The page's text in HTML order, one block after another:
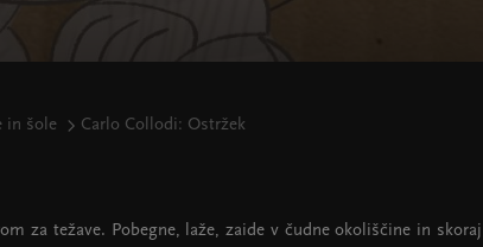
in šole Carlo Collodi: Ostržek
za težave. Pobegne, laže, zaide v čudne okoliščine in skoraj